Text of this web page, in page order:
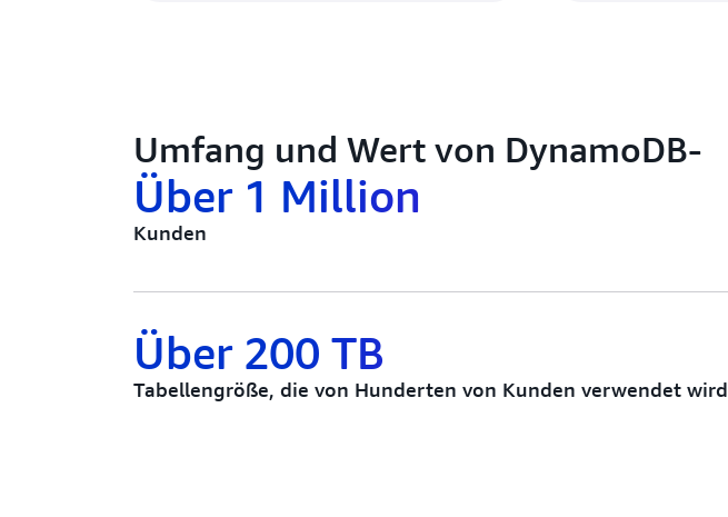
Umfang und Wert von DynamoDB-
Über 1 Million
Kunden
Über 200 TB
Tabellengröße, die von Hunderten von Kunden verwendet wird